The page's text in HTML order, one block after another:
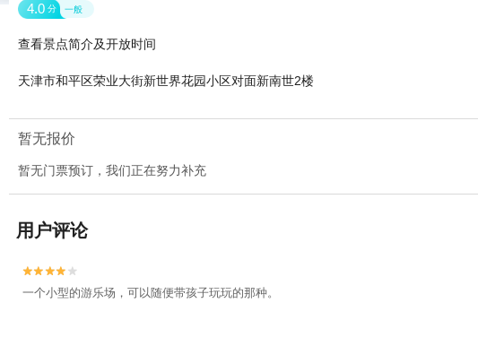
4.0 分 一般
查看景点简介及开放时间
天津市和平区荣业大街新世界花园小区对面新南世2楼
暂无报价
暂无门票预订，我们正在努力补充
用户评论


一个小型的游乐场，可以随便带孩子玩玩的那种。